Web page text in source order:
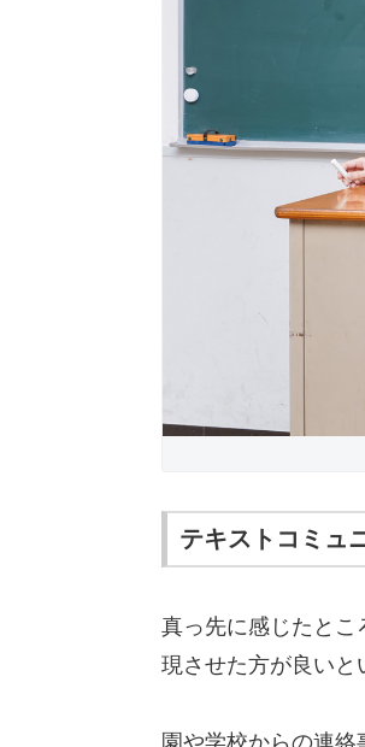
テキストコミュ
真っ先に感じたとこ
現させた方が良いと